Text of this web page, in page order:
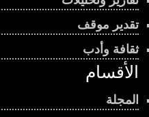
تقدير موقف
ثقافة وأدب
الأقسام
المجلة